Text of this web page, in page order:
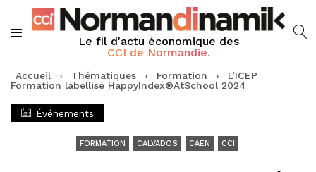
Le fil d'actu économique des
CCI de Normandie.
Accueil › Thématiques › Formation ›
L’ICEP
Formation labellisé HappyIndex®AtSchool 2024
Événements
FORMATION CALVADOS CAEN CCI